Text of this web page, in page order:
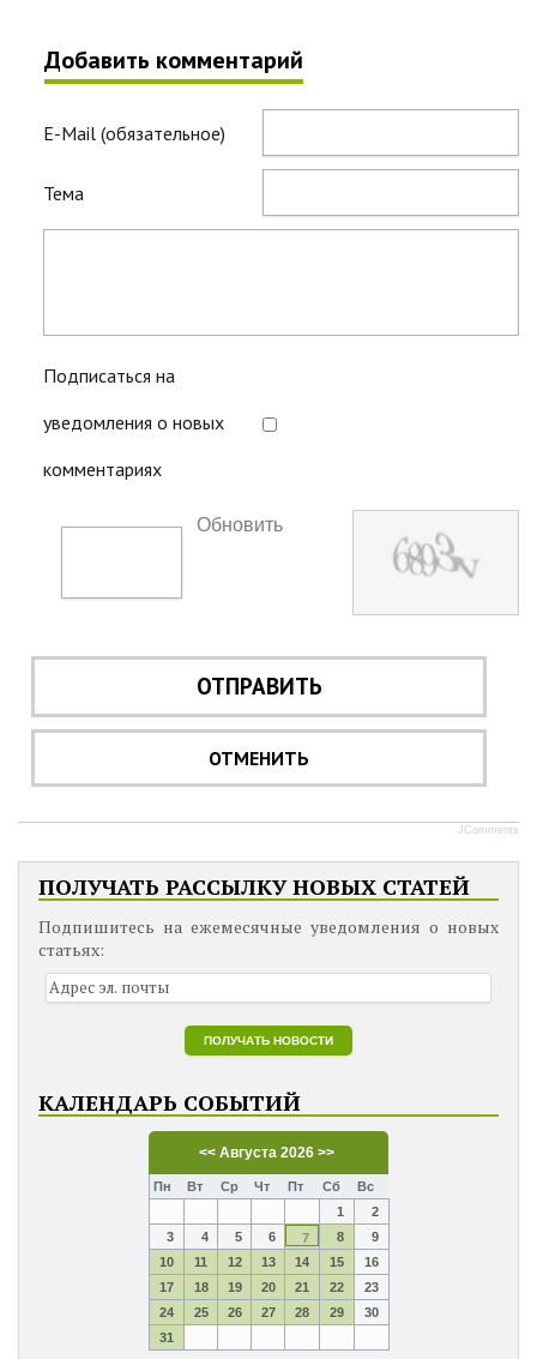
Добавить комментарий
E-Mail (обязательное)
Тема
Подписаться на
уведомления о новых
комментариях
Обновить
ОТПРАВИТЬ
ОТМЕНИТЬ
JComments
ПОЛУЧАТЬ РАССЫЛКУ НОВЫХ СТАТЕЙ
Подпишитесь на ежемесячные уведомления о новых
статьях:
КАЛЕНДАРЬ СОБЫТИЙ
<< Августа 2026 >>
Пн Вт Ср Чт Пт Сб
Вс
1
2
3
4 5 6 7 8
9
10
11 12 13 14 15
16
17
18 19 20 21 22
23
24
25 26 27 28 29
30
31